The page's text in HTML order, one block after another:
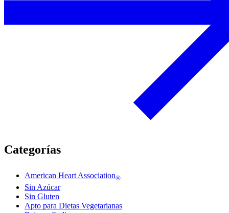
Categorías
American Heart Association®
Sin Azúcar
Sin Gluten
Apto para Dietas Vegetarianas